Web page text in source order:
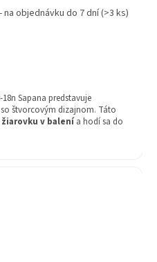
na objednávku do 7 dní(>3 ks)
Sapana predstavuje
štvorcovým dizajnom. Táto
žiarovku v balení a hodí sa do